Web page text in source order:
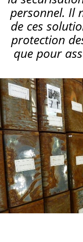
personnel. Il
de ces
protection
que pour